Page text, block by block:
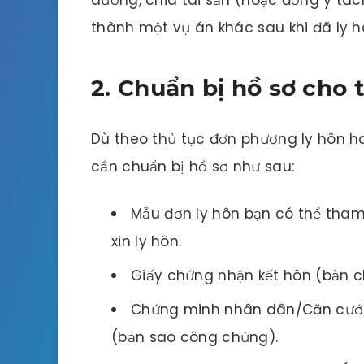
thành một vụ án khác sau khi đã ly
2. Chuẩn bị hồ sơ cho
Dù theo thủ tục đơn phương ly hôn
cần chuẩn bị hồ sơ như sau:
Mẫu đơn ly hôn bạn có thể
xin ly hôn.
Giấy chứng nhận kết hôn (bản
Chứng minh nhân dân/Căn
(bản sao công chứng).